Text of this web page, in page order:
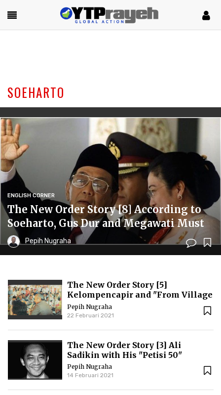
SOEHARTO
ENGLISH CORNER
The New Order Story [8] According to
Soeharto, Gus Dur and Megawati Must
Be Paralyzed
Pepih Nugraha
The New Order Story [5]
Kelompencapir and "From Village
to Village"
Pepih Nugraha
22 Februari 2021
The New Order Story [3] Ali
Sadikin with His "Petisi 50"
Pepih Nugraha
14 Februari 2021